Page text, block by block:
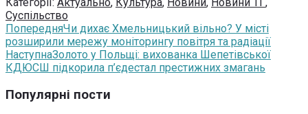
Суспільство
ПопередняЧи дихає Хмельницький вільно? У місті
розширили мережу моніторингу повітря та радіації
НаступнаЗолото у Польщі: вихованка Шепетівської
КДЮСШ підкорила п’єдестал престижних змагань
Популярні пости